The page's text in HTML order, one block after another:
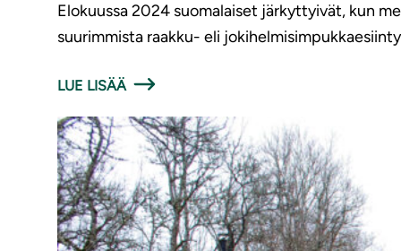
Elokuussa 2024 suomalaiset järkyttyivät, kun
suurimmista raakku- eli
LUE LISÄÄ